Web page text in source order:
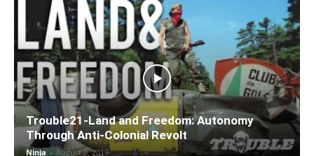
Trouble21-Land and Freedom: Autonomy
Through Anti-Colonial Revolt
Ninja - August 8, 2019